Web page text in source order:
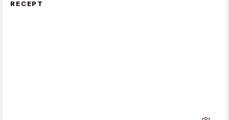
RECEPT